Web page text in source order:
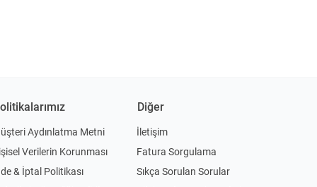
Aydınlatma Metni
Verilerin Korunması
& İptal Politikası
Diğer
İletişim
Fatura Sorgulama
Sıkça Sorulan Sorular